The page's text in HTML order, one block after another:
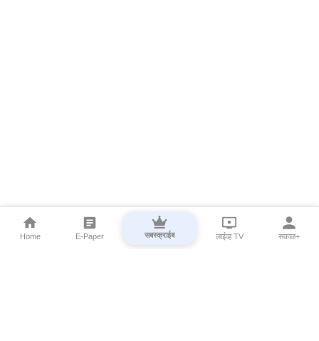
Home E-Paper सबस्क्राईब लाईव्ह TV सकाळ+